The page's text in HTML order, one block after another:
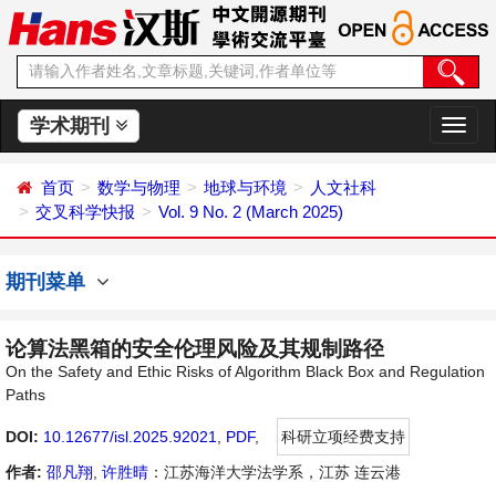
学术期刊
切
换
首页 数学与物理 地球与环境
人文社科
交叉科学快报
Vol. 9 No. 2 (March 2025)
期刊菜单
论算法黑箱的安全伦理风险及其规制路径
On the Safety and Ethic Risks of Algorithm Black Box and Regulation
Paths
DOI: 10.12677/isl.2025.92021 PDF,
科研立项经费支持
作者: 邵凡翔 许胜晴 ：江苏海洋大学法学系，江苏 连云港